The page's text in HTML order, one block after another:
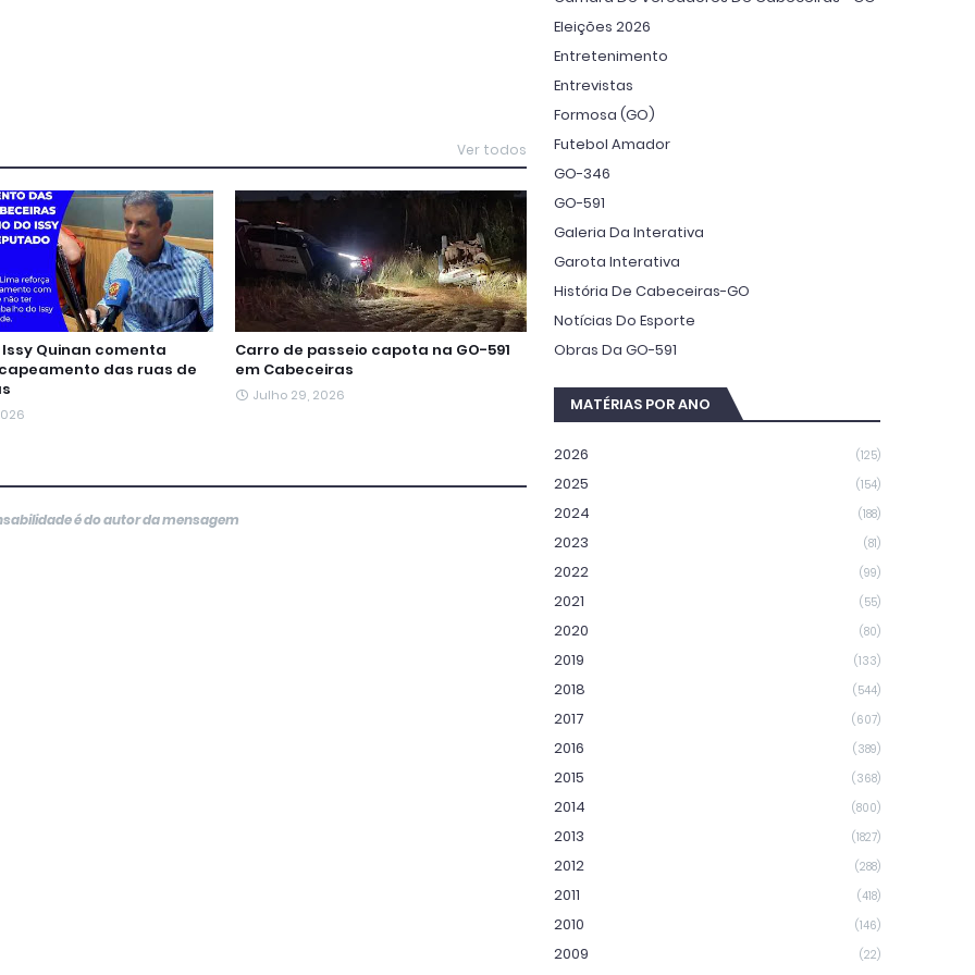
Ver todos
Quinan comenta
das ruas de
Carro de passeio capota na GO-591
em Cabeceiras
Julho 29, 2026
é do autor da mensagem
Eleições 2026
Entretenimento
Entrevistas
Formosa (GO)
Futebol Amador
GO-346
GO-591
Galeria Da Interativa
Garota Interativa
História De Cabeceiras-GO
Notícias Do Esporte
Obras Da GO-591
MATÉRIAS POR ANO
2026 (125)
2025 (154)
2024 (188)
2023 (81)
2022 (99)
2021 (55)
2020 (80)
2019 (133)
2018 (544)
2017 (607)
2016 (389)
2015 (368)
2014 (800)
2013 (1827)
2012 (288)
2011 (418)
2010 (146)
2009 (22)